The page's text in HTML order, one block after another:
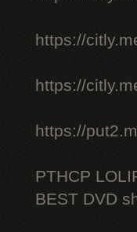
https://
https://
https://
PTHCP
BEST DVD